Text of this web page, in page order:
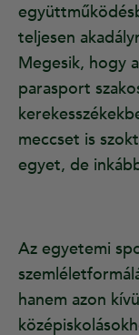
teljesen
Megesik, hogy
parasport
meccset is
egyet, de
Az egyetemi
hanem azon